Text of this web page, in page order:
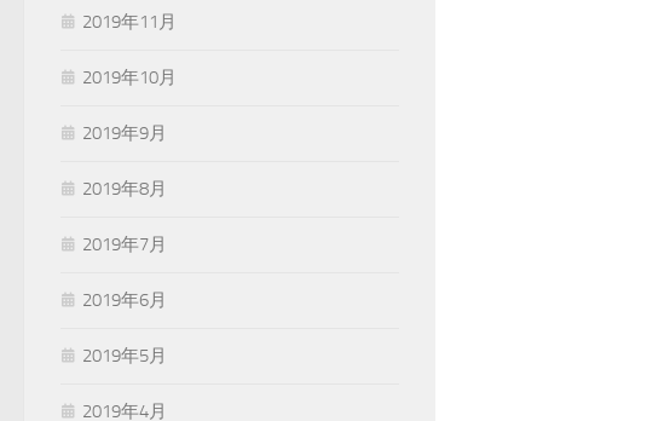
2019年11月
2019年10月
2019年9月
2019年8月
2019年7月
2019年6月
2019年5月
2019年4月